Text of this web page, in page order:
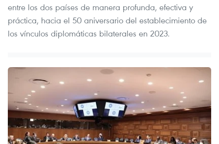
entre los dos países de manera profunda, efectiva y
práctica, hacia el 50 aniversario del establecimiento de
los vínculos diplomáticas bilaterales en 2023.